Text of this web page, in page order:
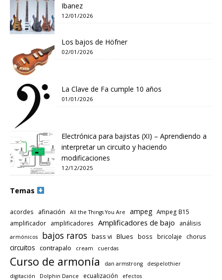
Ibanez
12/01/2026
Los bajos de Höfner
02/01/2026
La Clave de Fa cumple 10 años
01/01/2026
Electrónica para bajistas (XI) – Aprendiendo a
interpretar un circuito y haciendo
modificaciones
12/12/2025
Temas
acordes afinación All the Things You Are ampeg Ampeg B15
amplificador
amplificadores Amplificadores de bajo análisis
armónicos bajos raros bass vi Blues boss bricolaje chorus
circuitos contrapalo cream cuerdas
Curso de armonía dan armstrong
despelothier
digitación
Dolphin Dance ecualización efectos